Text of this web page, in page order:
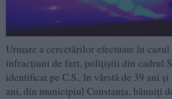
Urmare a cercetărilor efectuate în
infracțiuni de furt, polițiștii din cadrul
identificat pe C.S., în vârstă de 39 ani
ani, din municipiul Constanța, bănuiți